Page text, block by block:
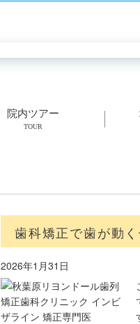
院内ツアー
TOUR
歯科矯正で歯が動
2026年1月31日